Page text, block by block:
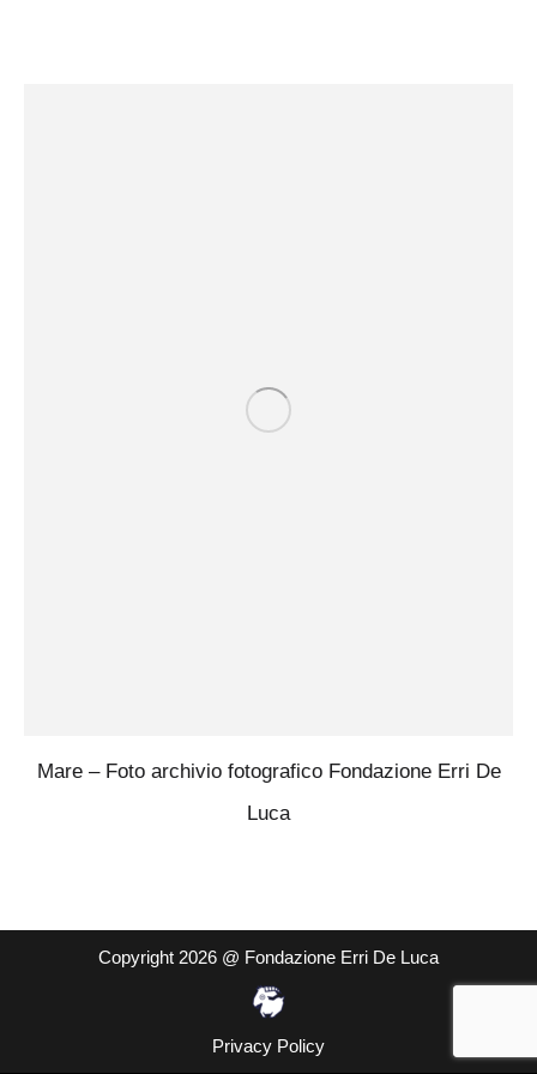
Mare – Foto archivio fotografico Fondazione Erri De
Luca
Copyright 2026 @ Fondazione Erri De Luca
Privacy Policy